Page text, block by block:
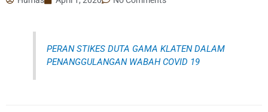
PERAN STIKES DUTA GAMA KLATEN DALAM
PENANGGULANGAN WABAH COVID 19